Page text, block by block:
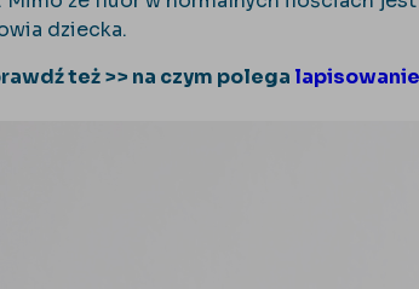
dziecka.
też >> na czym polega